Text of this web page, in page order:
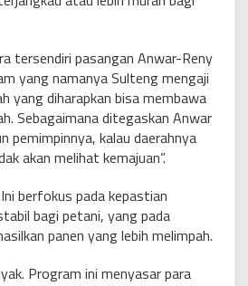
tersendiri pasangan Anwar-Reny
yang namanya Sulteng mengaji
yang diharapkan bisa membawa
Sebagaimana ditegaskan Anwar
pemimpinnya, kalau daerahnya
akan melihat kemajuan”.
berfokus pada kepastian
bagi petani, yang pada
panen yang lebih melimpah.
Program ini menyasar para